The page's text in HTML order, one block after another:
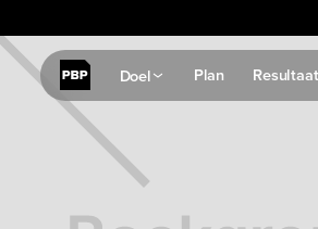
Doel Plan Resultaat